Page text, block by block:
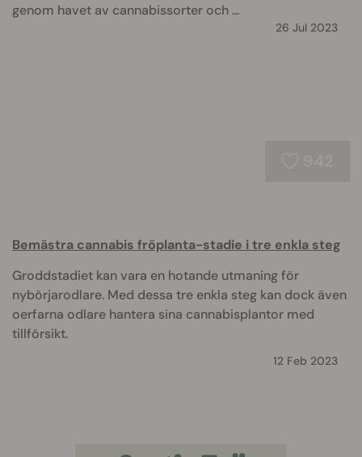
genom havet av cannabissorter och ...
26 Jul 2023
Bemästra cannabis fröplanta-stadie i tre enkla steg
Groddstadiet kan vara en hotande utmaning för
nybörjarodlare. Med dessa tre enkla steg kan dock även
oerfarna odlare hantera sina cannabisplantor med
tillförsikt.
12 Feb 2023